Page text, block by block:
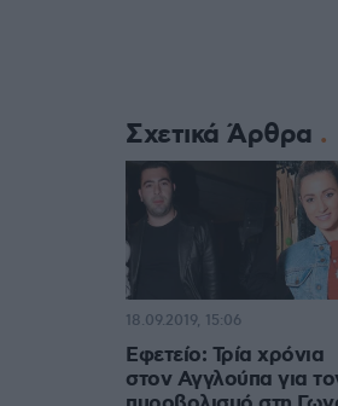
Σχετικά Άρθρα
Εφετείο: Τρία χρόνια
στον Αγγλούπα για
18.09.2019, 15:06